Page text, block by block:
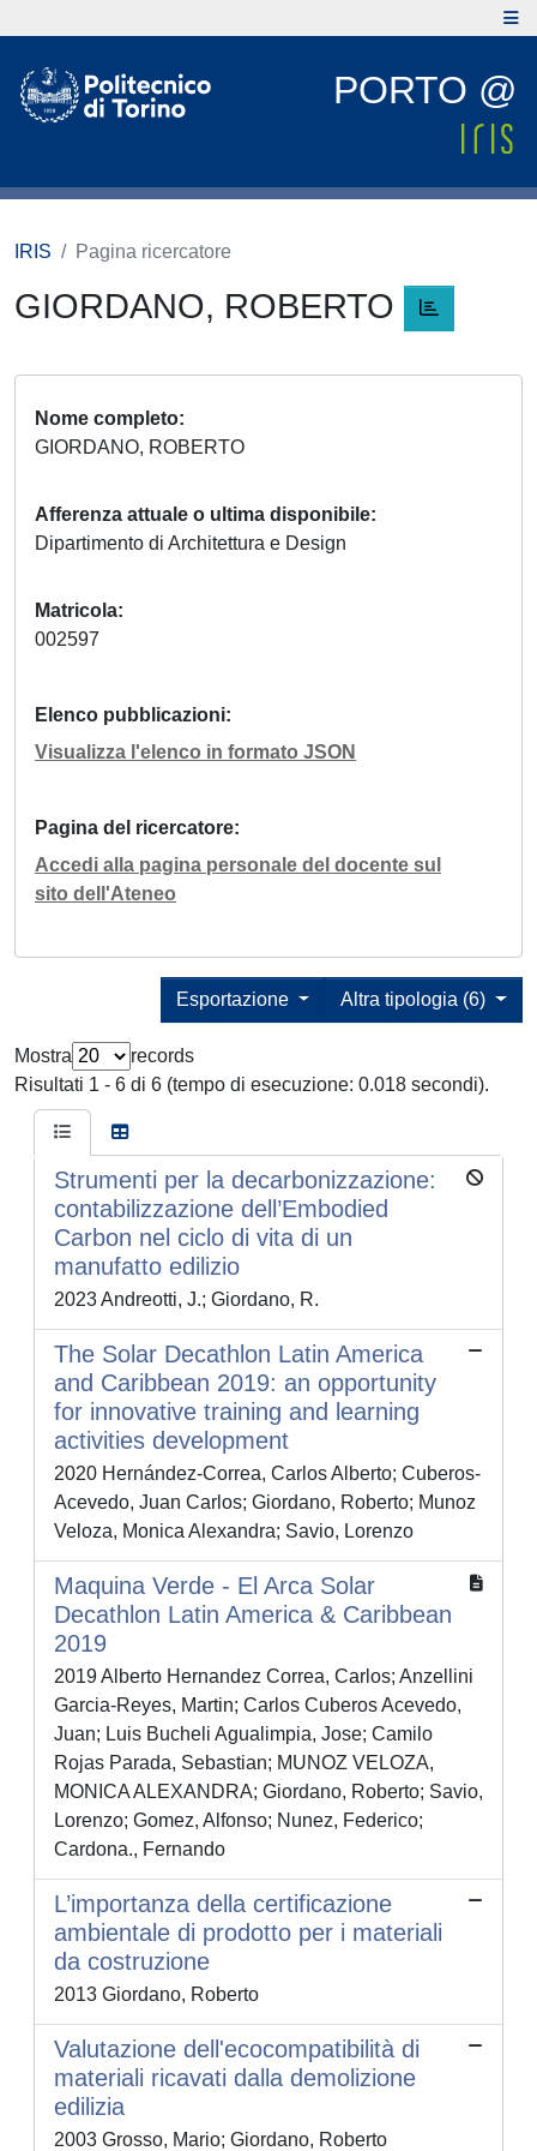
PORTO @
IRIS Pagina ricercatore
GIORDANO, ROBERTO
Nome completo
GIORDANO, ROBERTO
Afferenza attuale o ultima disponibile
Dipartimento di Architettura e Design
Matricola
002597
Elenco pubblicazioni
Visualizza l'elenco in formato JSON
Pagina del ricercatore
Accedi alla pagina personale del docente sul
sito dell'Ateneo
Altra tipologia (6)
Esportazione
Mostra
records
Risultati 1 - 6 di 6 (tempo di esecuzione: 0.018 secondi).
Strumenti per la decarbonizzazione:
contabilizzazione dell’Embodied
Carbon nel ciclo di vita di un
manufatto edilizio
2023 Andreotti, J.; Giordano, R.
The Solar Decathlon Latin America
and Caribbean 2019: an opportunity
for innovative training and learning
activities development
2020 Hernández-Correa, Carlos Alberto; Cuberos-
Acevedo, Juan Carlos; Giordano, Roberto; Munoz
Veloza, Monica Alexandra; Savio, Lorenzo
Maquina Verde - El Arca Solar
Decathlon Latin America & Caribbean
2019
2019 Alberto Hernandez Correa, Carlos; Anzellini
Garcia-Reyes, Martin; Carlos Cuberos Acevedo,
Juan; Luis Bucheli Agualimpia, Jose; Camilo
Rojas Parada, Sebastian; MUNOZ VELOZA,
MONICA ALEXANDRA; Giordano, Roberto; Savio,
Lorenzo; Gomez, Alfonso; Nunez, Federico;
Cardona., Fernando
L’importanza della certificazione
ambientale di prodotto per i materiali
da costruzione
2013 Giordano, Roberto
Valutazione dell'ecocompatibilità di
materiali ricavati dalla demolizione
edilizia
2003 Grosso, Mario; Giordano, Roberto